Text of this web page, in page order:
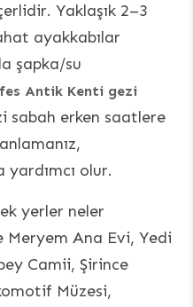
Yaklaşık 2–3
ayakkabılar
şapka/su
Antik Kenti gezi
sabah erken saatlere
yardımcı olur.
yerler neler
Meryem Ana Evi, Yedi
Camii, Şirince
Müzesi,